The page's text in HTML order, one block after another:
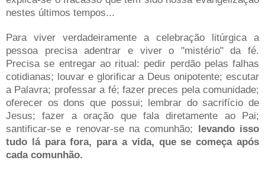
nestes últimos tempos...
Para viver verdadeiramente a celebração litúrgica a
pessoa precisa adentrar e viver o "mistério" da fé.
Precisa se entregar ao ritual: pedir perdão pelas falhas
cotidianas; louvar e glorificar a Deus onipotente; escutar
a Palavra; professar a fé; fazer preces pela comunidade;
oferecer os dons que possui; lembrar do sacrifício de
Jesus; fazer a oração que fala diretamente ao Pai;
santificar-se e renovar-se na comunhão; levando isso
tudo lá para fora, para a vida, que se começa após
cada comunhão.